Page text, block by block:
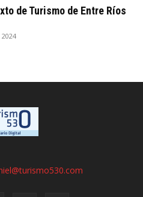
de Turismo de Entre Ríos